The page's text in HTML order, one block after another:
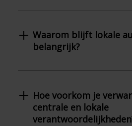
Waarom blijft lokale
belangrijk?
Hoe voorkom je
centrale en lokale